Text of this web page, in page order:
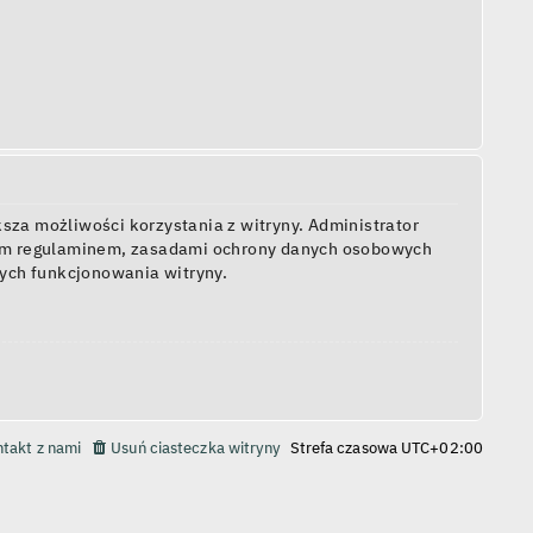
możliwości korzystania z witryny. Administrator
zasadami ochrony danych osobowych
funkcjonowania witryny.
Strefa czasowa UTC+02:00
Usuń ciasteczka witryny
z nami